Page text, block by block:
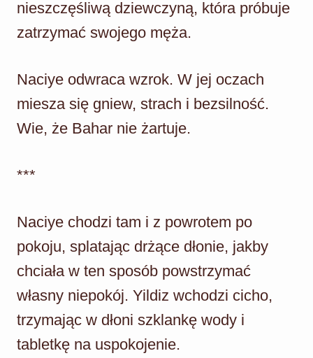
nieszczęśliwą dziewczyną, która próbuje
zatrzymać swojego męża.
Naciye odwraca wzrok. W jej oczach
miesza się gniew, strach i bezsilność.
Wie, że Bahar nie żartuje.
***
Naciye chodzi tam i z powrotem po
pokoju, splatając drżące dłonie, jakby
chciała w ten sposób powstrzymać
własny niepokój. Yildiz wchodzi cicho,
trzymając w dłoni szklankę wody i
tabletkę na uspokojenie.